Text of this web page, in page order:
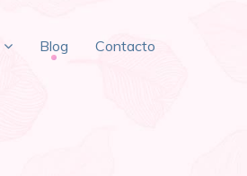
Blog Contacto